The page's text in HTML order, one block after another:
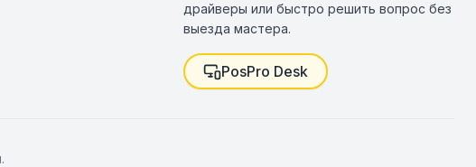
драйверы или быстро решить вопрос без
выезда мастера.
PosPro Desk